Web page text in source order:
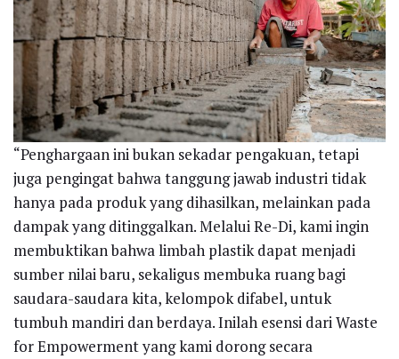
“Penghargaan ini bukan sekadar pengakuan, tetapi
juga pengingat bahwa tanggung jawab industri tidak
hanya pada produk yang dihasilkan, melainkan pada
dampak yang ditinggalkan. Melalui Re-Di, kami ingin
membuktikan bahwa limbah plastik dapat menjadi
sumber nilai baru, sekaligus membuka ruang bagi
saudara-saudara kita, kelompok difabel, untuk
tumbuh mandiri dan berdaya. Inilah esensi dari Waste
for Empowerment yang kami dorong secara